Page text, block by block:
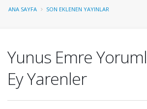
ANA SAYFA SON EKLENEN YAYINLAR
Yunus Emre
Ey Yarenler